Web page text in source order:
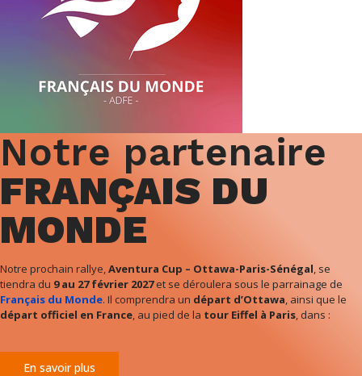
Notre partenaire
FRANÇAIS DU
MONDE
Notre prochain rallye,Aventura Cup – Ottawa-Paris-Sénégal, se
tiendra du 9 au 27 février 2027et se déroulera sous le parrainage de
Français du Monde. Il comprendra un départ d’Ottawa, ainsi que le
départ officiel en France, au pied de la tour Eiffel à Paris, dans :
En savoir plus